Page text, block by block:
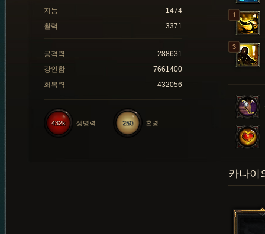
지능
1474
활력
3371
공격력
288631
강인함
7661400
회복력
432056
250 혼령
432k 생명력
카나이